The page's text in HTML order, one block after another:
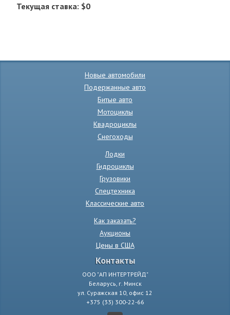
Текущая ставка: $0
Новые автомобили
Подержанные авто
Битые авто
Мотоциклы
Квадроциклы
Снегоходы
Лодки
Гидроциклы
Грузовики
Спецтехника
Классические авто
Как заказать?
Аукционы
Цены в США
Контакты
ООО "АП ИНТЕРТРЕЙД"
Беларусь, г. Минск
ул. Суражская 10, офис 12
+375 (33) 300-22-66